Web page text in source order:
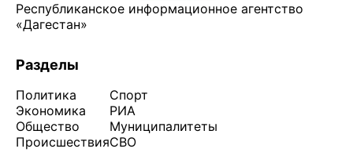
Республиканское информационное агентство
«Дагестан»
Разделы
Политика
Экономика
Общество
Происшествия
Спорт
РИА
Муниципалитеты
СВО